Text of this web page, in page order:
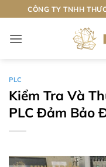
qua
nội
CÔNG TY TNHH
PLC
Kiểm Tra Và
PLC Đảm Bảo